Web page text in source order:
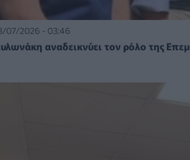
07/2026 - 03:46
αναδεικνύει τον ρόλο της